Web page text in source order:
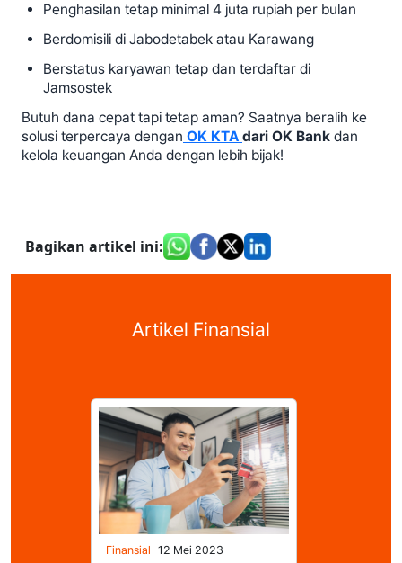
Penghasilan tetap minimal 4 juta rupiah per bulan
Berdomisili di Jabodetabek atau Karawang
Berstatus karyawan tetap dan terdaftar di
Jamsostek
Butuh dana cepat tapi tetap aman? Saatnya beralih ke
solusi terpercaya dengan OK KTA dari OK Bank dan
kelola keuangan Anda dengan lebih bijak!
Bagikan artikel ini:
Artikel Finansial
Finansial 12 Mei 2023